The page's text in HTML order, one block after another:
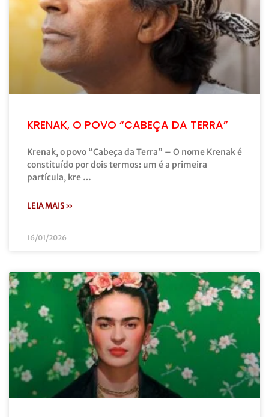
KRENAK, O POVO “CABEÇA DA TERRA”
Krenak, o povo “Cabeça da Terra” – O nome Krenak é
constituído por dois termos: um é a primeira
partícula, kre …
LEIA MAIS »
16/01/2026